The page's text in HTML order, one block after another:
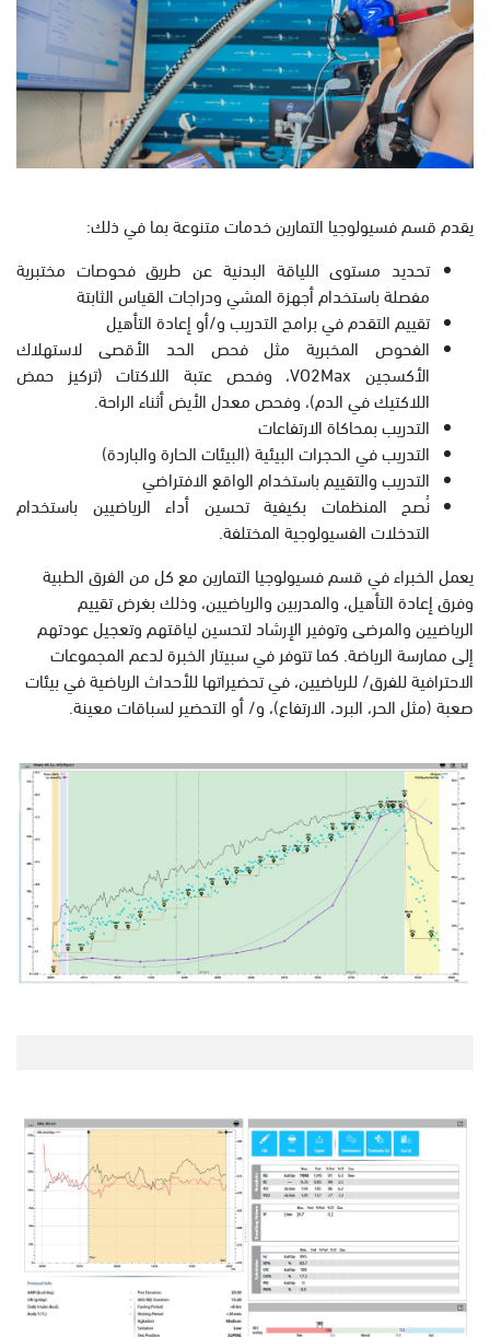
يقدم قسم فسيولوجيا التمارين خدمات متنوعة بما في ذلك:
تحديد مستوى اللياقة البدنية عن طريق فحوصات مختبرية
مفصلة باستخدام أجهزة المشي ودراجات القياس الثابتة
تقييم التقدم في برامج التدريب و/أو إعادة التأهيل
الفحوص المخبرية مثل فحص الحد الأقصى لاستهلاك
الأكسجين VO2Max، وفحص عتبة اللاكتات (تركيز حمض
اللاكتيك في الدم)، وفحص معدل الأيض أثناء الراحة.
التدريب بمحاكاة الارتفاعات
التدريب في الحجرات البيئية (البيئات الحارة والباردة)
التدريب والتقييم باستخدام الواقع الافتراضي
نُصح المنظمات بكيفية تحسين أداء الرياضيين باستخدام
التدخلات الفسيولوجية المختلفة.
يعمل الخبراء في قسم فسيولوجيا التمارين مع كل من الفرق الطبية
وفرق إعادة التأهيل، والمدربين والرياضيين، وذلك بغرض تقييم
الرياضيين والمرضى وتوفير الإرشاد لتحسين لياقتهم وتعجيل عودتهم
إلى ممارسة الرياضة. كما تتوفر في سبيتار الخبرة لدعم المجموعات
الاحترافية للفرق/ للرياضيين، في تحضيراتها للأحداث الرياضية في بيئات
صعبة (مثل الحر، البرد، الارتفاع)، و/ أو التحضير لسباقات معينة.